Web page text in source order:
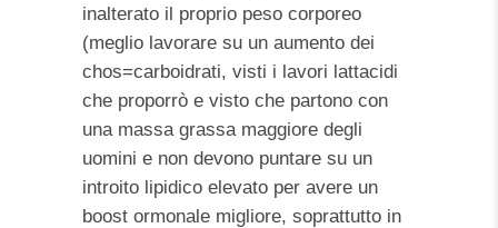
inalterato il proprio peso corporeo
(meglio lavorare su un aumento dei
chos=carboidrati, visti i lavori lattacidi
che proporrò e visto che partono con
una massa grassa maggiore degli
uomini e non devono puntare su un
introito lipidico elevato per avere un
boost ormonale migliore, soprattutto in